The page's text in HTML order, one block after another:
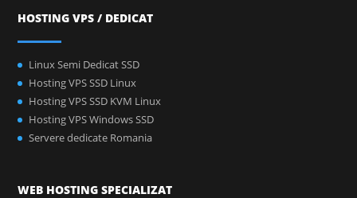
HOSTING VPS / DEDICAT
Linux Semi Dedicat SSD
Hosting VPS SSD Linux
Hosting VPS SSD KVM Linux
Hosting VPS Windows SSD
Servere dedicate Romania
WEB HOSTING SPECIALIZAT